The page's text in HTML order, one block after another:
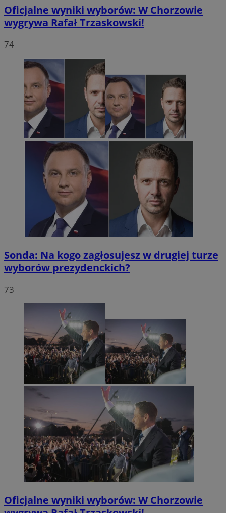
Oficjalne wyniki wyborów: W Chorzowie
wygrywa Rafał Trzaskowski!
74
Sonda: Na kogo zagłosujesz w drugiej turze
wyborów prezydenckich?
73
Oficjalne wyniki wyborów: W Chorzowie